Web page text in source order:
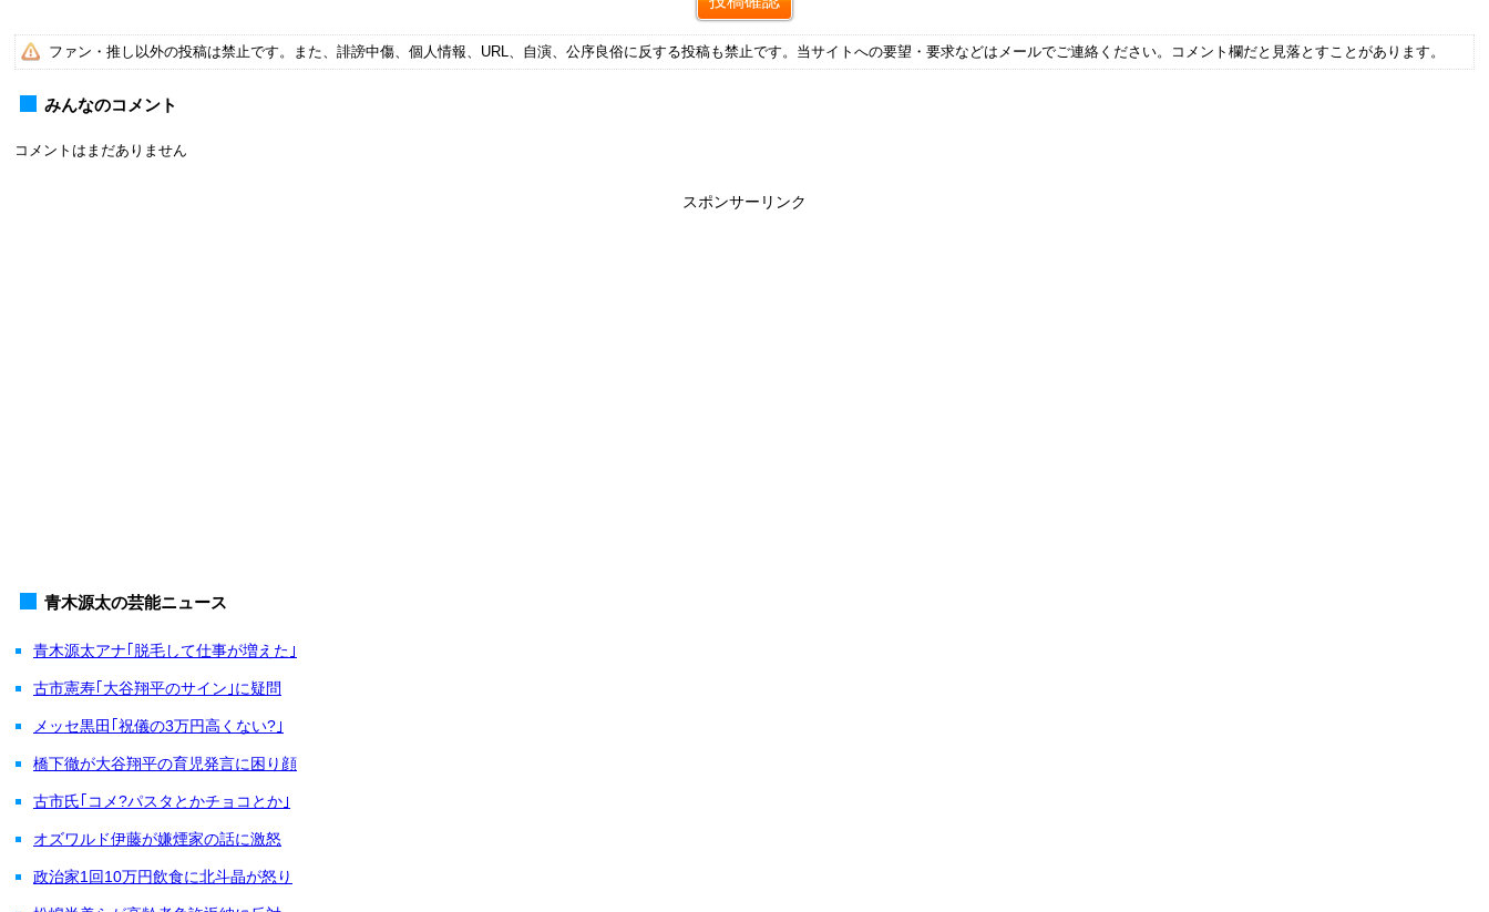
ファン・推し以外の投稿は禁止です。また、誹謗中傷、個人情報、URL、自演、公序良俗に反する投稿も禁止です。当サイトへの要望・要求などはメールでご連絡ください。コメント欄だと見落とすことがあります。
みんなのコメント
コメントはまだありません
スポンサーリンク
青木源太の芸能ニュース
青木源太アナ｢脱毛して仕事が増えた｣
古市憲寿｢大谷翔平のサイン｣に疑問
メッセ黒田｢祝儀の3万円高くない?｣
橋下徹が大谷翔平の育児発言に困り顔
古市氏｢コメ?パスタとかチョコとか｣
オズワルド伊藤が嫌煙家の話に激怒
政治家1回10万円飲食に北斗晶が怒り